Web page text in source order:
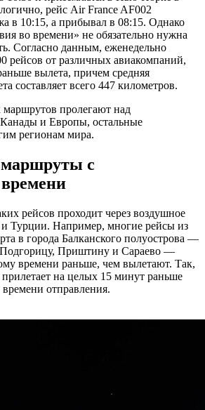
рейс Air France AF002
в 10:15, а прибывал в 08:15. Однако
во времени» не обязательно нужна
Согласно данным, еженедельно
рейсов от различных авиакомпаний,
вылета, причем средняя
составляет всего 447 километров.
пролегают над
и Европы, остальные
регионам мира.
с
рейсов проходит через воздушное
и Турции. Например, многие рейсы из
в города Балканского полуострова —
Приштину и Сараево —
времени раньше, чем вылетают. Так,
на целых 15 минут раньше
отправления.